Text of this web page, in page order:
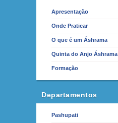
Apresentação
Onde Praticar
O que é um Áshrama
Quinta do Anjo Áshrama
Formação
Departamentos
Pashupati